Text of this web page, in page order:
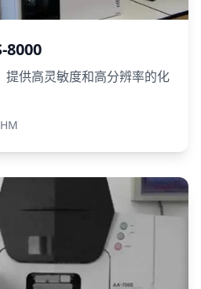
8000
提供高灵敏度和高分辨率的化